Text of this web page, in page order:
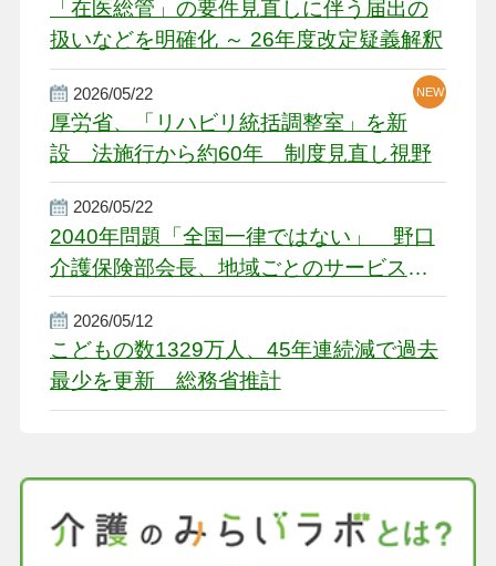
「在医総管」の要件見直しに伴う届出の
扱いなどを明確化 ～ 26年度改定疑義解釈
2026/05/22
厚労省、「リハビリ統括調整室」を新
設 法施行から約60年 制度見直し視野
NEW
2026/05/22
2040年問題「全国一律ではない」 野口
介護保険部会長、地域ごとのサービス基
盤整備を促す
2026/05/12
こどもの数1329万人、45年連続減で過去
最少を更新 総務省推計